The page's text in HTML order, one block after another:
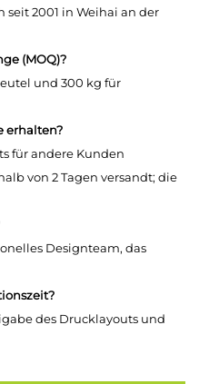
seit 2001 in Weihai an der
(MOQ)?
und 300 kg für
erhalten?
für andere Kunden
von 2 Tagen versandt; die
Designteam, das
des Drucklayouts und